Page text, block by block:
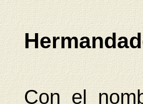
Con el